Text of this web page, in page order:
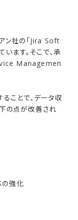
ン社の「Jira Soft
ます。そこで、承
Managemen
ことで、データ収
の点が改善され
強化